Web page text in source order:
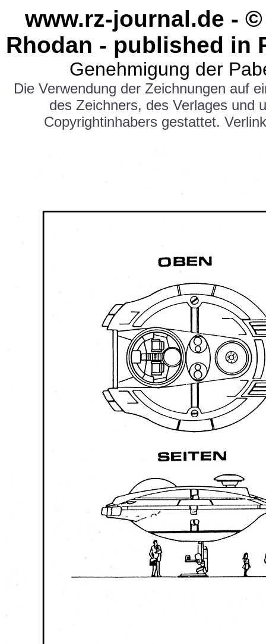
www.rz-journal.de -
Rhodan - published in
Genehmigung der
Die Verwendung der Zeichnungen auf
des Zeichners, des Verlages und
Copyrightinhabers gestattet.